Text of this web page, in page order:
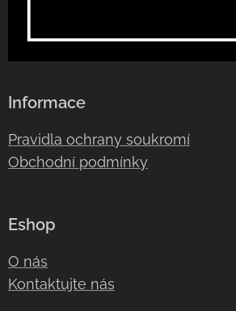
Informace
Pravidla ochrany soukromí
Obchodní podmínky
Eshop
O nás
Kontaktujte nás